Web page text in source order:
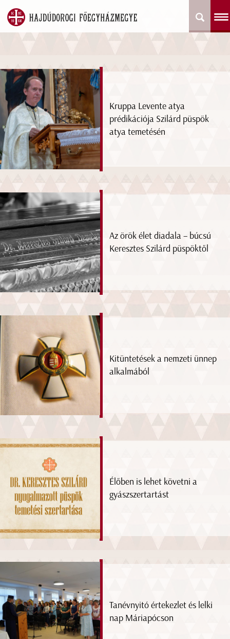
Kruppa Levente atya
prédikációja Szilárd püspök
atya temetésén
Az örök élet diadala – búcsú
Keresztes Szilárd püspöktől
Kitüntetések a nemzeti ünnep
alkalmából
Élőben is lehet követni a
gyászszertartást
Tanévnyitó értekezlet és lelki
nap Máriapócson